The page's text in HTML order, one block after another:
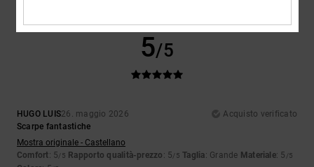
5/5
HUGO LUIS26. maggio 2026
Acquisto verificato
Scarpe fantastiche
Mostra originale - Castellano
Comfort: 5/5 Rapporto qualità-prezzo : 5/5 Taglia: Grande Materiale: 5 /5